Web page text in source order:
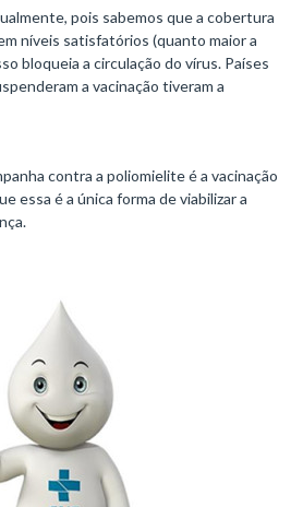
pois sabemos que a cobertura
níveis satisfatórios (quanto maior a
bloqueia a circulação do vírus. Países
a vacinação tiveram a
contra a poliomielite é a vacinação
essa é a única forma de viabilizar a